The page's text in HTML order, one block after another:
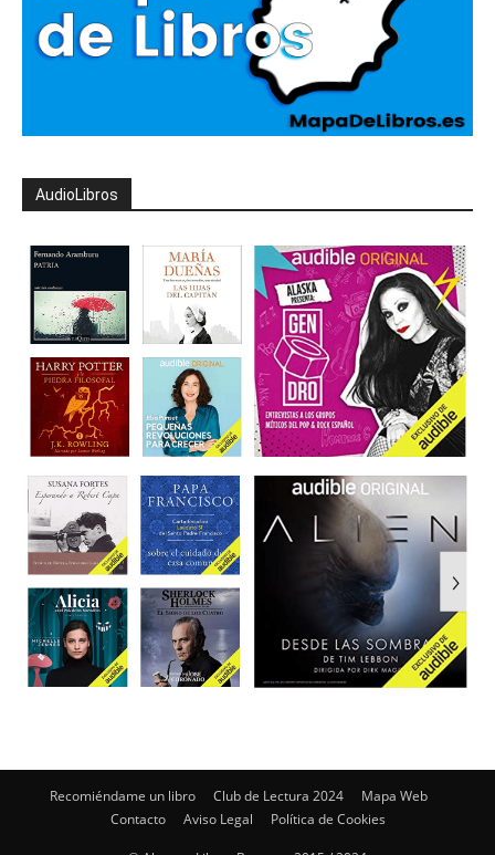
AudioLibros
Recomiéndame un libro Club de Lectura 2024
Mapa Web
Contacto
Aviso Legal Política de Cookies